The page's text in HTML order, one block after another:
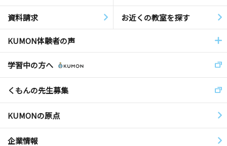
資料請求 お近くの教室を探す
KUMON体験者の声
学習中の方へ
くもんの先生募集
KUMONの原点
企業情報